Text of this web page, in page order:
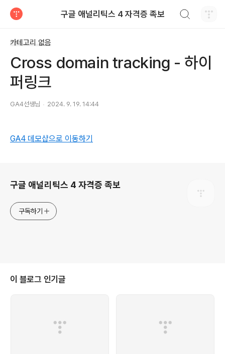
구글 애널리틱스 4 자격증 족보
카테고리 없음
Cross domain tracking - 하이
퍼링크
GA4선생님 2024. 9. 19. 14:44
GA4 데모샵으로 이동하기
구글 애널리틱스 4 자격증 족보
구독하기
이 블로그 인기글